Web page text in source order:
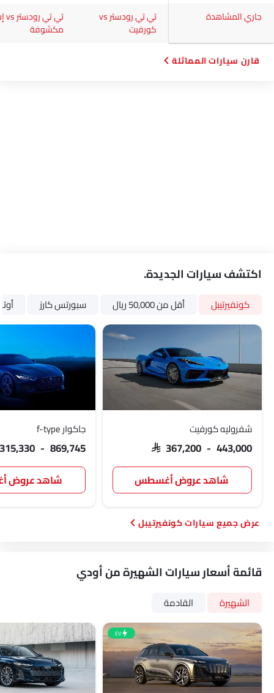
جاري المشاهدة
تي تي رودستر vs
كورفيت
مكشوفة
قارن سيارات المماثلة
اكتشف سيارات الجديدة.
كونفيرتيبل أقل من 50,000 ريال سبورتس كارز
شفروليه كورفيت
SAR 367,200 - 443,000
شاهد عروض أغسطس
جاكوار f-type
315,330 - 869,745
شاهد عروض
سيارات كونفيرتيبل
قائمة أسعار سيارات الشهيرة من أودي
الشهيرة القادمة
EV